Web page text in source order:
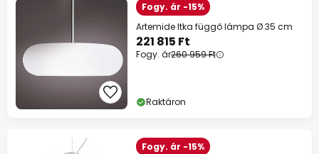
Fogy. ár -15%
Artemide Itka függő lámpa Ø 35 cm
221 815 Ft
Fogy. ár260 959 Ft
Raktáron
Fogy. ár -15%